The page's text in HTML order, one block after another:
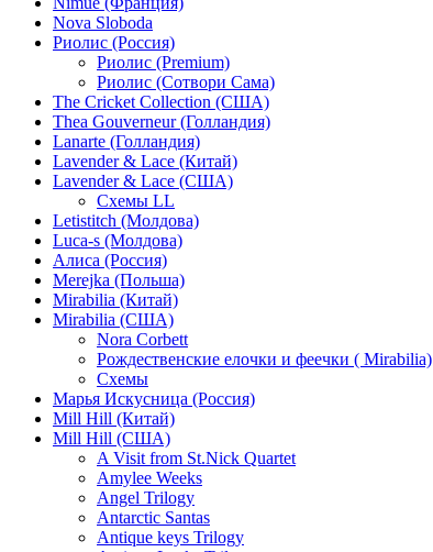
Nova Sloboda
Риолис (Россия)
Риолис (Premium)
Риолис (Сотвори Сама)
The Cricket Collection (США)
Thea Gouverneur (Голландия)
Lanarte (Голландия)
Lavender & Lace (Китай)
Lavender & Lace (США)
Схемы LL
Letistitch (Молдова)
Luca-s (Молдова)
Алиса (Россия)
Merejka (Польша)
Mirabilia (Китай)
Mirabilia (США)
Nora Corbett
Рождественские елочки и феечки ( Mirabilia)
Схемы
Марья Искусница (Россия)
Mill Hill (Китай)
Mill Hill (США)
A Visit from St.Nick Quartet
Amylee Weeks
Angel Trilogy
Antarctic Santas
Antique keys Trilogy